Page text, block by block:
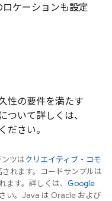
ケーションも設定
性の要件を満たす
ついて詳しくは、
ださい。
ツはクリエイティブ・コモ
れます。コードサンプルは
ます。詳しくは、 Google
い。Java は Oracle および